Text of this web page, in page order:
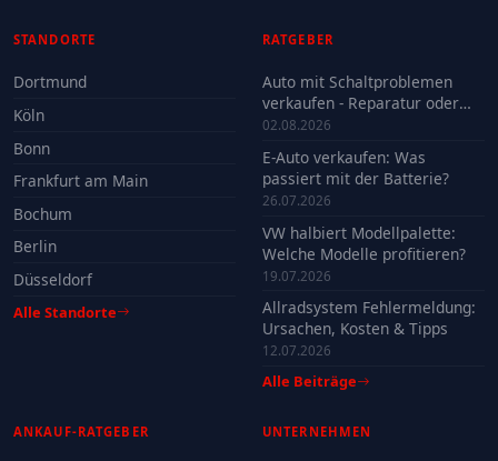
STANDORTE
Dortmund
Köln
Bonn
Frankfurt am Main
Bochum
Berlin
Düsseldorf
Alle Standorte
RATGEBER
Auto mit Schaltproblemen
verkaufen - Reparatur oder
Verkauf?
02.08.2026
E-Auto verkaufen: Was
passiert mit der Batterie?
26.07.2026
VW halbiert Modellpalette:
Welche Modelle profitieren?
19.07.2026
Allradsystem Fehlermeldung:
Ursachen, Kosten & Tipps
12.07.2026
Alle Beiträge
ANKAUF-RATGEBER UNTERNEHMEN